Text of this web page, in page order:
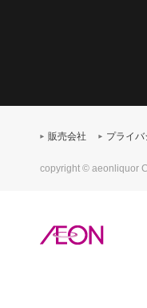
販売会社 プライ
copyright © aeonliquor